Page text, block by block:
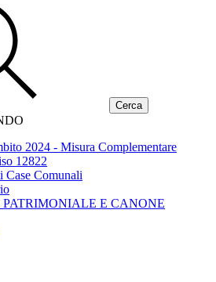
2024 - Misura Complementare
12822
Case Comunali
E CANONE